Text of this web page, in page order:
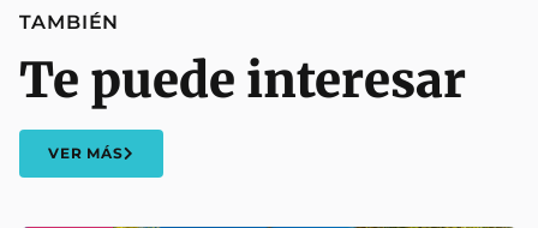
TAMBIÉN
Te puede interesar
VER MÁS